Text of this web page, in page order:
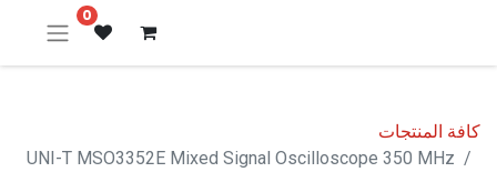
0
كافة المنتجات
UNI-T MSO3352E Mixed Signal Oscilloscope 350 MHz